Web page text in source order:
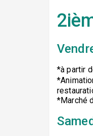
*à partir
*Marché